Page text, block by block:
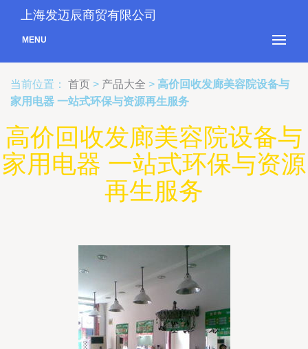
上海发迈辰商贸有限公司
MENU
当前位置： 首页 > 产品大全 > 高价回收发廊美容院设备与
家用电器 一站式环保与资源再生服务
高价回收发廊美容院设备与
家用电器 一站式环保与资源
再生服务